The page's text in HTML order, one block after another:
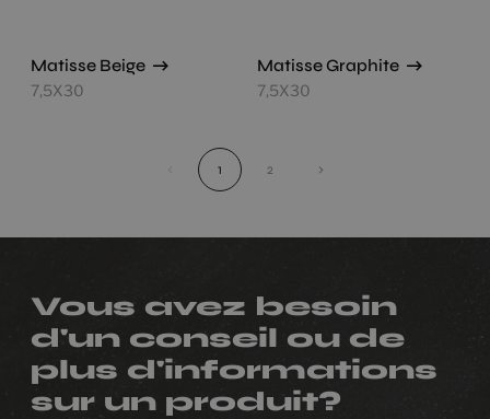
Matisse Beige
7,5X30
Matisse Graphite
7,5X30
1 2 ›
Vous avez besoin
d'un conseil ou de
plus d'informations
sur un produit?